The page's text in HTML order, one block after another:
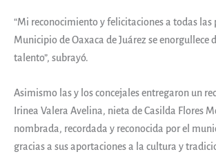
“Mi reconocimiento y felicitaciones a todas las
Municipio de Oaxaca de Juárez se enorgullece
talento”, subrayó.
Asimismo las y los concejales entregaron un
Irinea Valera Avelina, nieta de Casilda Flores
nombrada, recordada y reconocida por el
gracias a sus aportaciones a la cultura y